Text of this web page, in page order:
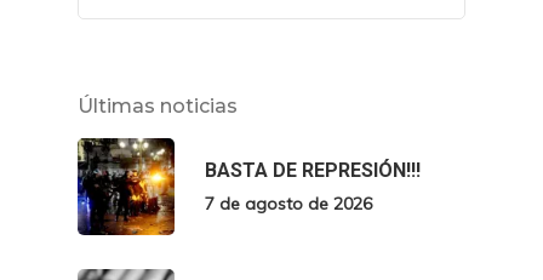
Últimas noticias
BASTA DE REPRESIÓN!!!
7 de agosto de 2026